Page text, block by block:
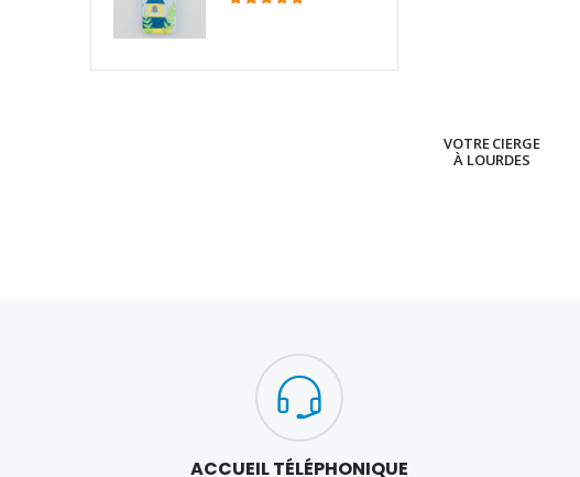
VOTRE CIERGE
À LOURDES
ACCUEIL TÉLÉPHONIQUE